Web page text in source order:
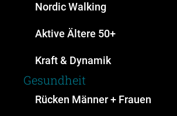
Nordic Walking
Aktive Ältere 50+
Kraft & Dynamik
Gesundheit
Rücken Männer + Frauen